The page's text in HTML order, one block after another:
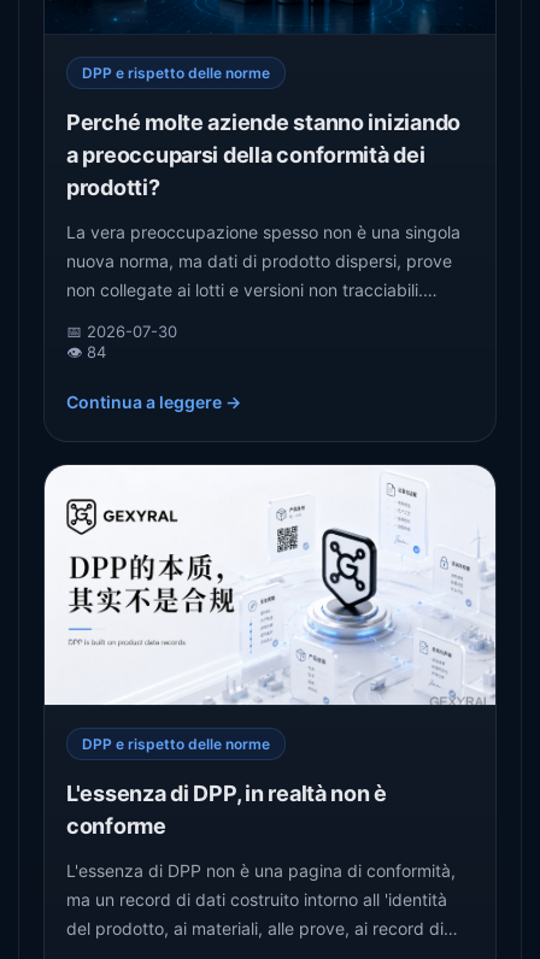
DPP e rispetto delle norme
Perché molte aziende stanno iniziando
a preoccuparsi della conformità dei
prodotti?
La vera preoccupazione spesso non è una singola
nuova norma, ma dati di prodotto dispersi, prove
non collegate ai lotti e versioni non tracciabili.
dalla raccolta di documenti alla gestione continua
📅 2026-07-30
👁️ 84
Continua a leggere →
DPP e rispetto delle norme
L'essenza di DPP, in realtà non è
conforme
L'essenza di DPP non è una pagina di conformità,
ma un record di dati costruito intorno all 'identità
del prodotto, ai materiali, alle prove, ai record di